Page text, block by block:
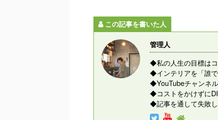
この記事を書いた人
管理人
◆私の人生の目標は
◆インテリアを「誰
◆YouTubeチャンネ
◆コストをかけずに
◆記事を通して失敗